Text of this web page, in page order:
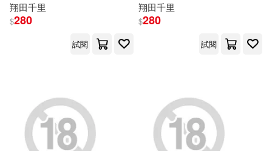
翔田千里
$280
試閱
翔田千里
$280
試閱